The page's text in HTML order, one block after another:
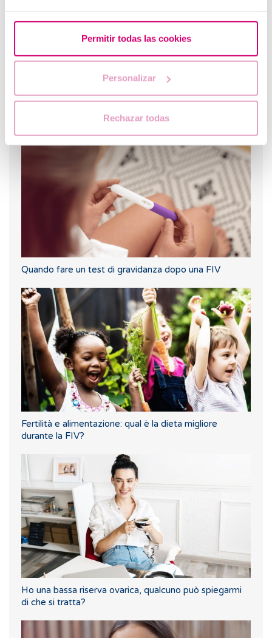
Permitir todas las cookies
Personalizar
Rechazar todas
Posso scoprire quale gruppo sanguigno avrà il mio
Quando fare un test di gravidanza dopo una FIV
Fertilità e alimentazione: qual è la dieta migliore
durante la FIV?
Ho una bassa riserva ovarica, qualcuno può spiegarmi
di che si tratta?